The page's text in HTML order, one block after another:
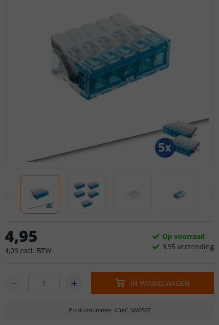
4,95
4,09 excl. BTW
Op voorraad
3,95 verzending
IN WINKELWAGEN
Productnummer: ADAC-5WG5ST